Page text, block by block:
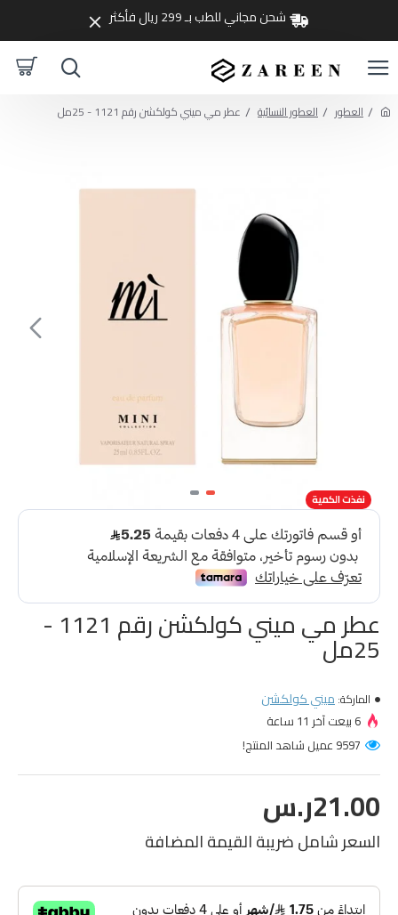
شحن مجاني للطب بـ 299 ريال فأكثر
العطور العطور النسائية عطر مي ميني كولكشن رقم 1121 - 25مل
نفذت الكمية
عطر مي ميني كولكشن رقم 1121 -
25مل
السعر شامل ضريبة القيمة المضافة
21.00ر.س
الماركة:ميني كولكشن
6 بيعت آخر 11 ساعة
9597 عميل شاهد المنتج!